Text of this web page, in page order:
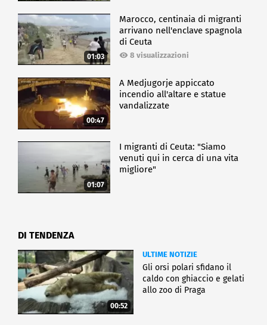
01:03
Marocco, centinaia di migranti
arrivano nell'enclave spagnola
di Ceuta
8 visualizzazioni
00:47
A Medjugorje appiccato
incendio all'altare e statue
vandalizzate
01:07
I migranti di Ceuta: "Siamo
venuti qui in cerca di una vita
migliore"
DI TENDENZA
00:52
ULTIME NOTIZIE
Gli orsi polari sfidano il
caldo con ghiaccio e gelati
allo zoo di Praga